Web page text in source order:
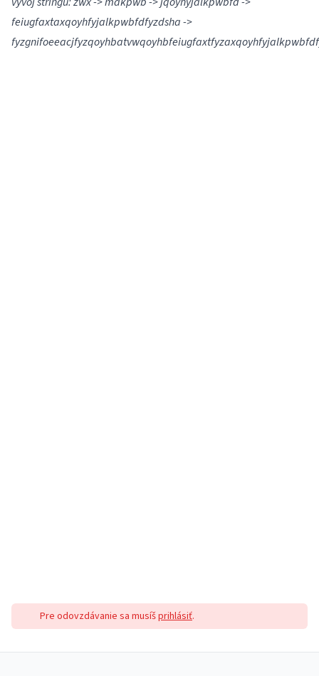
feiugfaxtaxqoyhfyjalkpwbfdfyzdsha ->
Pre odovzdávanie sa musíšprihlásiť.